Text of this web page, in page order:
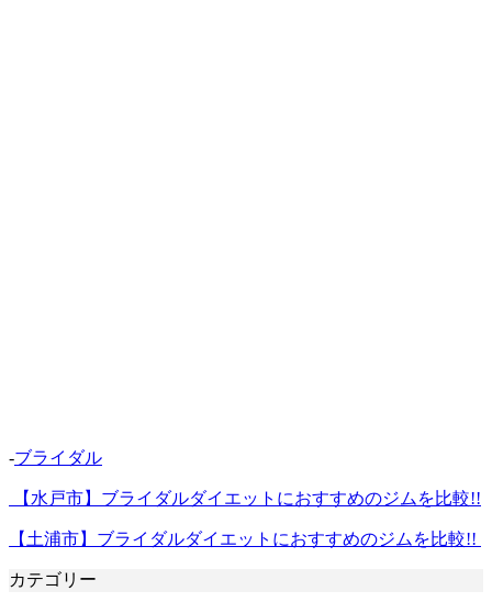
-ブライダル
【水戸市】ブライダルダイエットにおすすめのジムを比較!!
【土浦市】ブライダルダイエットにおすすめのジムを比較!!
カテゴリー